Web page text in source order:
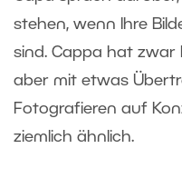
stehen, wenn Ihre
sind. Cappa hat zwar
aber mit etwas
Fotografieren auf
ziemlich ähnlich.